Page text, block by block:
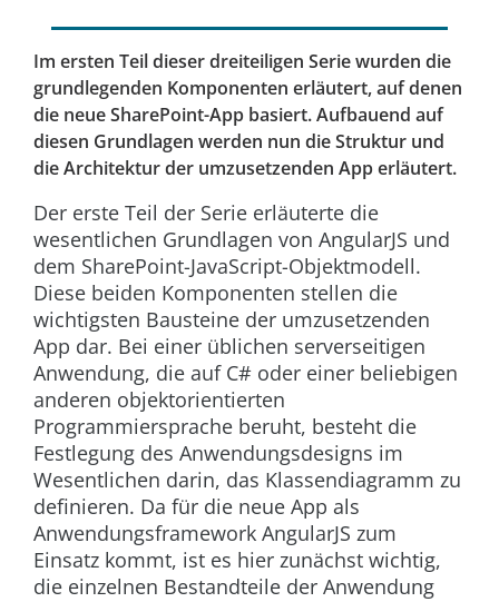
Im ersten Teil dieser dreiteiligen Serie wurden die
grundlegenden Komponenten erläutert, auf denen
die neue SharePoint-App basiert. Aufbauend auf
diesen Grundlagen werden nun die Struktur und
die Architektur der umzusetzenden App erläutert.
Der erste Teil der Serie erläuterte die
wesentlichen Grundlagen von AngularJS und
dem SharePoint-JavaScript-Objektmodell.
Diese beiden Komponenten stellen die
wichtigsten Bausteine der umzusetzenden
App dar. Bei einer üblichen serverseitigen
Anwendung, die auf C# oder einer beliebigen
anderen objektorientierten
Programmiersprache beruht, besteht die
Festlegung des Anwendungsdesigns im
Wesentlichen darin, das Klassendiagramm zu
definieren. Da für die neue App als
Anwendungsframework AngularJS zum
Einsatz kommt, ist es hier zunächst wichtig,
die einzelnen Bestandteile der Anwendung